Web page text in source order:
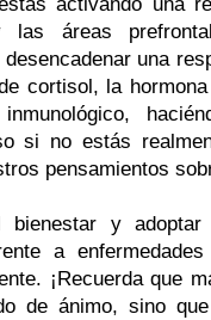
áreas
una
cortisol, la
si no estás
pensamientos
y adoptar
a
¡Recuerda que
de ánimo, sino